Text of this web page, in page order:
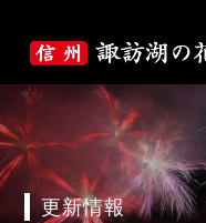
更新情報